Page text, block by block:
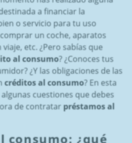
a financiar la
o servicio para tu uso
un coche, aparatos
etc. ¿Pero sabías que
al consumo? ¿Conoces tus
¿Y las obligaciones de las
créditos al consumo? En esta
cuestiones que debes
de contratar préstamos al
consumo: ¿qué